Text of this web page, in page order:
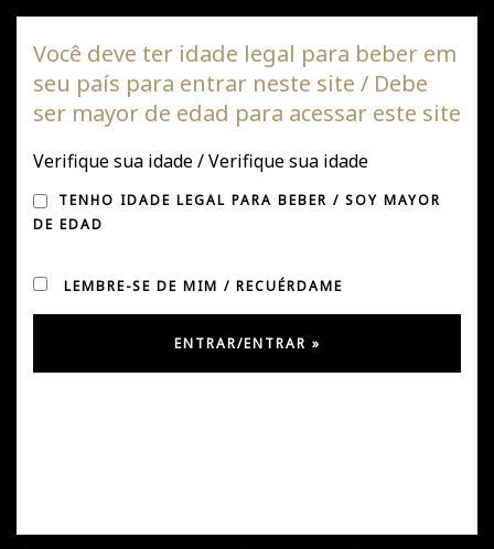
Vinha DAGAZ
de
VIÑA DAGAZ DESTACADA
EN EL REPORTE 2025 DE
WINE ADVOCATE
Você deve ter idade legal para beber em
seu país para entrar neste site / Debe
ser mayor de edad para acessar este site
Verifique sua idade / Verifique sua idade
TENHO IDADE LEGAL PARA BEBER / SOY MAYOR
DE EDAD
LEMBRE-SE DE MIM / RECUÉRDAME